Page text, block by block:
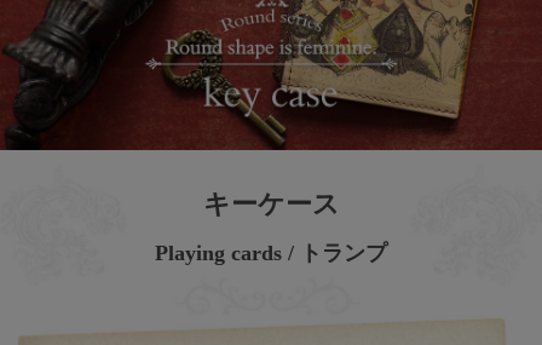
キーケース
​Playing cards / トランプ